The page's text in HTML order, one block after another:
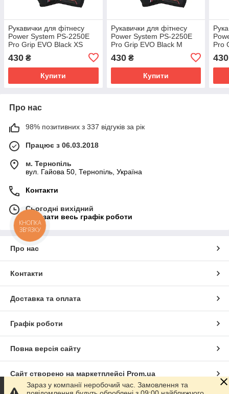
Рукавички для фітнесу
Power System PS-2250E
Pro Grip EVO Black XS
430 ₴
Купити
Рукавички для фітнесу
Power System PS-2250E
Pro Grip EVO Black M
430₴
Купити
Pro
430
Про нас
98% позитивних з 337 відгуків за рік
Працює з 06.03.2018
м. Тернопіль
вул. Гайова 50, Тернопіль, Україна
Контакти
Сьогодні вихідний
Показати весь графік роботи
Про нас
Контакти
Доставка та оплата
Графік роботи
Повна версія сайту
Сайт створено на маркетплейсі Prom.ua
Зараз у компанії неробочий час. Замовлення та
КНОПКА
ЗВ'ЯЗКУ